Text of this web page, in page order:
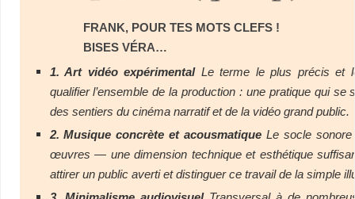
FRANK, POUR TES MOTS CLEFS !
BISES VÉRA…
1. Art vidéo expérimentalLe terme le plus précis et
qualifier l’ensemble de la production : une pratique qui se
des sentiers du cinéma narratif et de la vidéo grand public.
2. Musique concrète et acousmatique Le socle
œuvres — une dimension technique et esthétique
attirer un public averti et distinguer ce travail de la simple